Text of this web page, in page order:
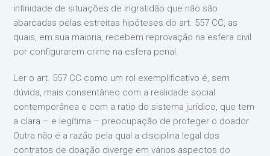
infinidade de situações de ingratidão que não são
abarcadas pelas estreitas hipóteses do art. 557 CC, as
quais, em sua maioria, recebem reprovação na esfera civil
por configurarem crime na esfera penal.
Ler o art. 557 CC como um rol exemplificativo é, sem
dúvida, mais consentâneo com a realidade social
contemporânea e com a ratio do sistema jurídico, que tem
a clara – e legítima – preocupação de proteger o doador.
Outra não é a razão pela qual a disciplina legal dos
contratos de doação diverge em vários aspectos do